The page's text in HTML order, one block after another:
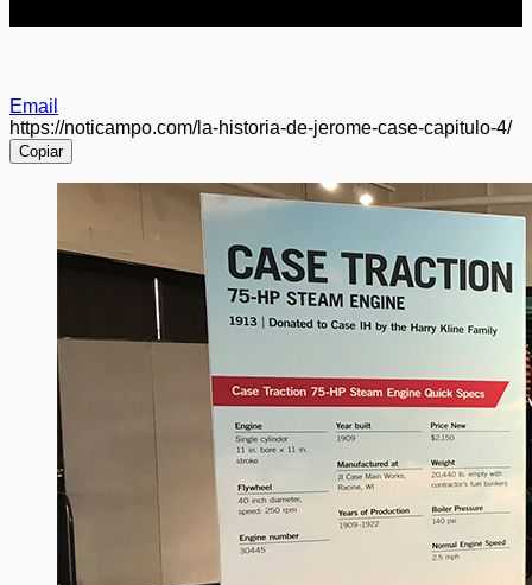
Email
https://noticampo.com/la-historia-de-jerome-case-capitulo-4/
Copiar